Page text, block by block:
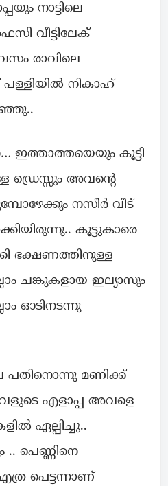
നാട്ടിലെ
വീട്ടിലേക്
രാവിലെ
നികാഹ്
ഇത്താത്തയെയും കൂട്ടി
ഡ്രെസ്സും അവന്റെ
നസീർ വീട്
കൂട്ടുകാരെ
ഭക്ഷണത്തിനുള്ള
ചങ്കുകളായ ഇല്യാസും
ഓടിനടന്നു
പതിനൊന്നു മണിക്ക്
എളാപ്പ അവളെ
ഏല്പിച്ചു..
.. പെണ്ണിനെ
പെട്ടന്നാണ്